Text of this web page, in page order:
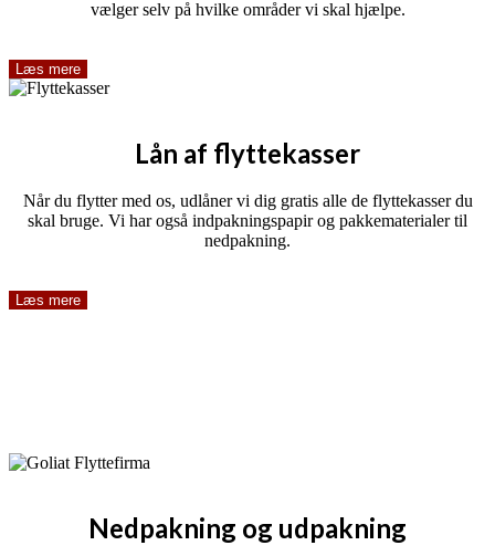
vælger selv på hvilke områder vi skal hjælpe.
Læs mere
Lån af flyttekasser
Når du flytter med os, udlåner vi dig gratis alle de flyttekasser du
skal bruge. Vi har også indpakningspapir og pakkematerialer til
nedpakning.
Læs mere
Nedpakning og udpakning